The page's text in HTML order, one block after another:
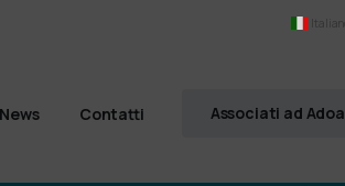
Italiano
News Contatti Associati ad Adoa